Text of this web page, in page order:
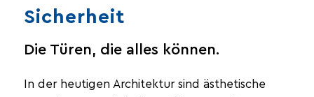
Sicherheit
Die Türen, die alles können.
In der heutigen Architektur sind ästhetische